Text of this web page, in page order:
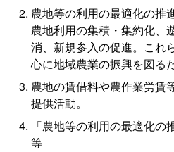
農地等の利用の最適化の推
農地利用の集積・集約化、
消、新規参入の促進。これ
心に地域農業の振興を図る
農地の賃借料や農作業労賃
提供活動。
「農地等の利用の最適化
等